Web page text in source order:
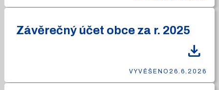
Závěrečný účet obce za r. 2025
download
VYVĚŠENO 26.6.2026